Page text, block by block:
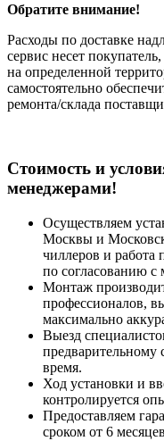
Обратите внимание!
Расходы по доставке
сервис несет
на определенной
самостоятельно
ремонта/склада
Cтоимость и
менеджерами!
Осуществляем
Москвы и
чиллеров и
по согласованию с
Монтаж
профессионалов,
максимально
Выезд
предварительному
время.
Ход установки и
контролируется
Предоставляем
сроком от 6